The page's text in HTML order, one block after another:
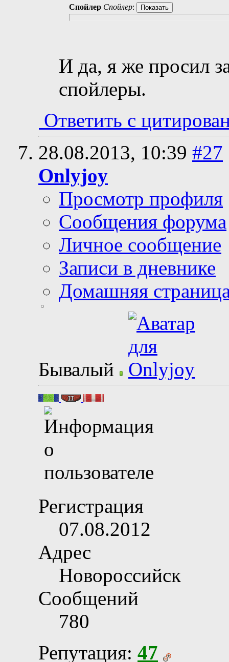
Спойлер Спойлер:
И да, я же просил
спойлеры.
Ответить с
28.08.2013, 10:39 #27
Onlyjoy
Просмотр профиля
Сообщения форума
Личное сообщение
Записи в дневнике
Домашняя
Бывалый
Регистрация
07.08.2012
Адрес
Новороссийск
Сообщений
780
Репутация: 47